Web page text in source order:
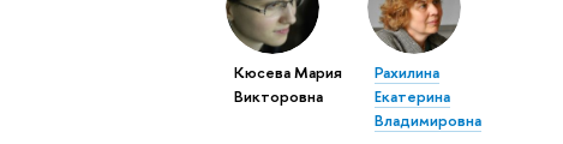
Кюсева Мария
Викторовна
Рахилина
Екатерина
Владимировна